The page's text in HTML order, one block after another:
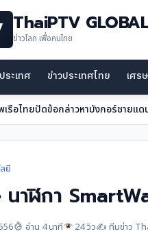
ThaiPTV GLOBAL
ข่าวโลก เพื่อคนไทย
ระเทศ ข่าวประเทศไทย เศร
เรือไทยปัดข้อกล่าวหาบังกอร์ชายแ
ยี
าฬิกา
อ่าน 4 นาที 24 วิว✍️ ทีมข่าว